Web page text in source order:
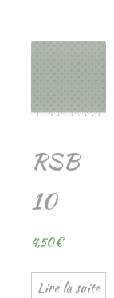
RSB
10
4,50€
Lire la suite